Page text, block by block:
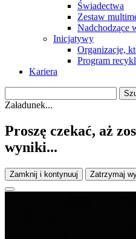
Świadectwa
Zestaw
Nadchodzące
Inicjatywy
Organizacje,
Program
Kariera
Załadunek...
Proszę czekać, aż
wyniki...
Zamknij i kontynuuj Zatrzymaj